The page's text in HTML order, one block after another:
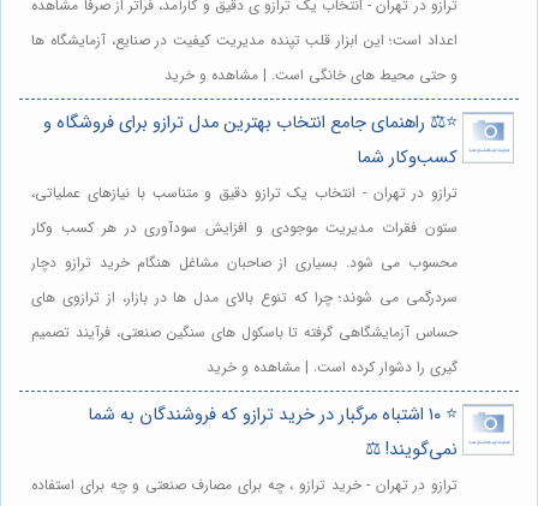
ترازو در تهران - انتخاب یک ترازو ی دقیق و کارآمد، فراتر از صرفاً مشاهده
اعداد است؛ این ابزار قلب تپنده مدیریت کیفیت در صنایع، آزمایشگاه ها
و حتی محیط های خانگی است. | مشاهده و خرید
⭐️⚖️ راهنمای جامع انتخاب بهترین مدل ترازو برای فروشگاه و
کسب‌وکار شما
ترازو در تهران - انتخاب یک ترازو دقیق و متناسب با نیازهای عملیاتی،
ستون فقرات مدیریت موجودی و افزایش سودآوری در هر کسب وکار
محسوب می شود. بسیاری از صاحبان مشاغل هنگام خرید ترازو دچار
سردرگمی می شوند؛ چرا که تنوع بالای مدل ها در بازار، از ترازوی های
حساس آزمایشگاهی گرفته تا باسکول های سنگین صنعتی، فرآیند تصمیم
گیری را دشوار کرده است. | مشاهده و خرید
⭐️ ۱۰ اشتباه مرگبار در خرید ترازو که فروشندگان به شما
نمی‌گویند! ⚖️
ترازو در تهران - خرید ترازو ، چه برای مصارف صنعتی و چه برای استفاده